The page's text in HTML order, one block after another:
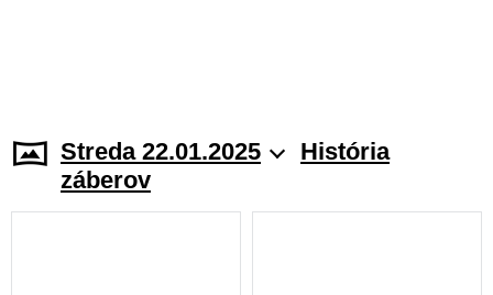
Streda 22.01.2025
História
záberov